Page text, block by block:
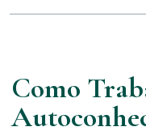
Como